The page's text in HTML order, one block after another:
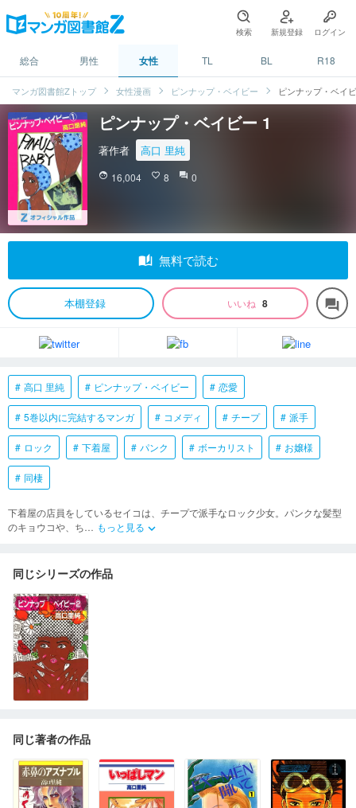
検索 新規登録 ログイン
総合 男性 女性 TL BL R18
マンガ図書館Zトップ 女性漫画 ピンナップ・ベイビー ピンナップ・ベイ
ピンナップ・ベイビー 1
著作者 高口 里純
face 16,004 favorite_border 8 question_answer 0
auto_stories 無料で読む
本棚登録 いいね 8 forum
高口 里純 ピンナップ・ベイビー 恋愛
5巻以内に完結するマンガ コメディ チープ 派手
ロック 下着屋 パンク ボーカリスト お嬢様
同棲
下着屋の店員をしているセイコは、チープで派手なロック少女。パンクな髪型
のキョウコや、ち… もっと見る keyboard_arrow_down
同じシリーズの作品
同じ著者の作品